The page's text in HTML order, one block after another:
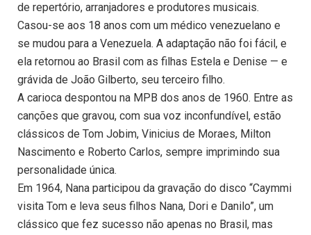
de repertório, arranjadores e produtores musicais.
Casou-se aos 18 anos com um médico venezuelano e
se mudou para a Venezuela. A adaptação não foi fácil, e
ela retornou ao Brasil com as filhas Estela e Denise — e
grávida de João Gilberto, seu terceiro filho.
A carioca despontou na MPB dos anos de 1960. Entre as
canções que gravou, com sua voz inconfundível, estão
clássicos de Tom Jobim, Vinicius de Moraes, Milton
Nascimento e Roberto Carlos, sempre imprimindo sua
personalidade única.
Em 1964, Nana participou da gravação do disco “Caymmi
visita Tom e leva seus filhos Nana, Dori e Danilo”, um
clássico que fez sucesso não apenas no Brasil, mas